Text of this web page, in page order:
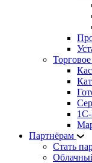
Партнёрам
Стать